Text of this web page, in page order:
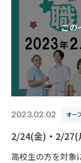
この
2023.02.02 オー
2/24(金)・2/
高校生の方を対象